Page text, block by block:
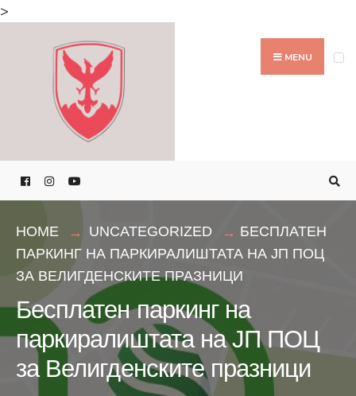
>
MENU
HOME UNCATEGORIZED
БЕСПЛАТЕН
ПАРКИНГ НА ПАРКИРАЛИШТАТА НА ЈП ПОЦ
ЗА ВЕЛИГДЕНСКИТЕ ПРАЗНИЦИ
Бесплатен паркинг на
паркиралиштата на ЈП ПОЦ
за Велигденските празници